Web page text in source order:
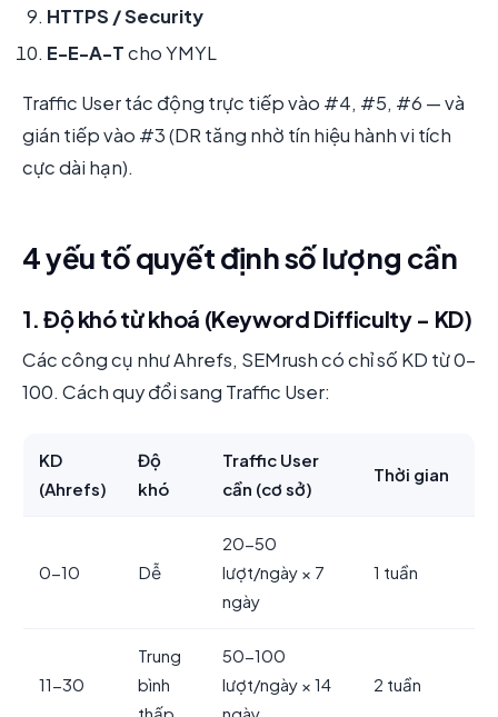
HTTPS / Security
E-E-A-Tcho YMYL
Traffic User tác động trực tiếp vào #4, #5, #6 — và
gián tiếp vào #3 (DR tăng nhờ tín hiệu hành vi tích
cực dài hạn).
4 yếu tố quyết định số lượng cần
1. Độ khó từ khoá (Keyword Difficulty - KD)
Các công cụ như Ahrefs, SEMrush có chỉ số KD từ 0-
100. Cách quy đổi sang Traffic User:
KD
(Ahrefs)
Độ
khó
Traffic User
cần (cơ sở)
Thời gian
0-10 Dễ
20-50
lượt/ngày × 7
ngày
1 tuần
11-30
Trung
bình
50-100
lượt/ngày × 14
2 tuần